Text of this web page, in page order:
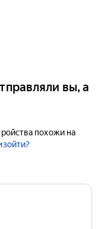
вы, а
похожи на